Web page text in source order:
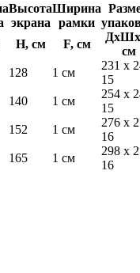
Высота
экрана
Ширина
рамки
H, см F, см
см
128 1 см
231 x
15
140 1 см
254 x
15
152 1 см
276 x
16
165 1 см
298 x
16